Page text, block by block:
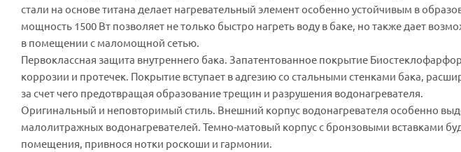
стали на основе титана делает нагревательный элемент особенно устойчивым в
мощность 1500 Вт позволяет не только быстро нагреть воду в баке, но также дает
в помещении с маломощной сетью.
Первоклассная защита внутреннего бака. Запатентованное покрытие
коррозии и протечек. Покрытие вступает в адгезию со стальными стенками бака,
за счет чего предотвращая образование трещин и разрушения водонагревателя.
Оригинальный и неповторимый стиль. Внешний корпус водонагревателя особенно
малолитражных водонагревателей. Темно-матовый корпус с бронзовыми вставками
помещения, привнося нотки роскоши и гармонии.